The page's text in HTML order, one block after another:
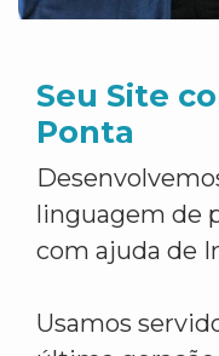
Seu Site
Ponta
linguagem de
com ajuda de
Usamos